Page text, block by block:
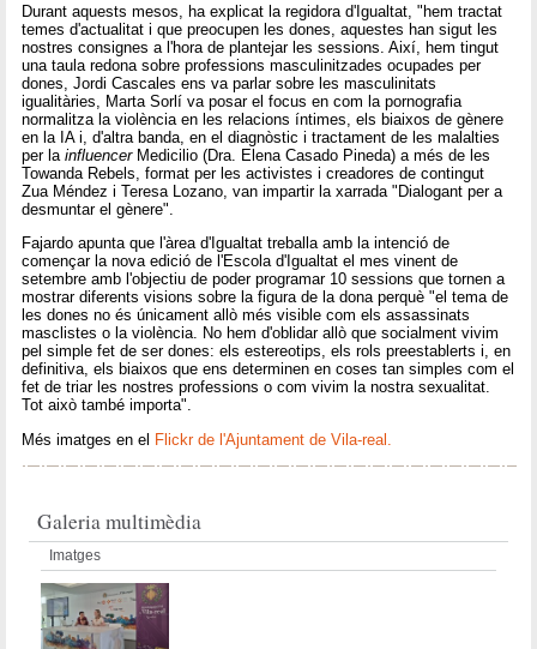
Durant aquests mesos, ha explicat la regidora d'Igualtat, "hem tractat
temes d'actualitat i que preocupen les dones, aquestes han sigut les
nostres consignes a l'hora de plantejar les sessions. Així, hem tingut
una taula redona sobre professions masculinitzades ocupades per
dones, Jordi Cascales ens va parlar sobre les masculinitats
igualitàries, Marta Sorlí va posar el focus en com la pornografia
normalitza la violència en les relacions íntimes, els biaixos de gènere
en la IA i, d'altra banda, en el diagnòstic i tractament de les malalties
per lainfluencerMedicilio (Dra. Elena Casado Pineda) a més de les
Towanda Rebels, format per les activistes i creadores de contingut
Zua Méndez i Teresa Lozano, van impartir la xarrada "Dialogant per a
desmuntar el gènere".
Fajardo apunta que l'àrea d'Igualtat treballa amb la intenció de
començar la nova edició de l'Escola d'Igualtat el mes vinent de
setembre amb l'objectiu de poder programar 10 sessions que tornen a
mostrar diferents visions sobre la figura de la dona perquè "el tema de
les dones no és únicament allò més visible com els assassinats
masclistes o la violència. No hem d'oblidar allò que socialment vivim
pel simple fet de ser dones: els estereotips, els rols preestablerts i, en
definitiva, els biaixos que ens determinen en coses tan simples com el
fet de triar les nostres professions o com vivim la nostra sexualitat.
Tot això també importa".
Més imatges en el Flickr de l'Ajuntament de Vila-real.
Galeria multimèdia
Imatges